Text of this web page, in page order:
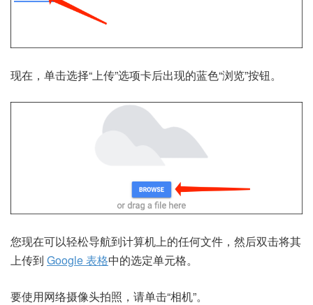
现在，单击选择“上传”选项卡后出现的蓝色“浏览”按钮。
您现在可以轻松导航到计算机上的任何文件，然后双击将其
上传到 Google 表格中的选定单元格。
要使用网络摄像头拍照，请单击“相机”。